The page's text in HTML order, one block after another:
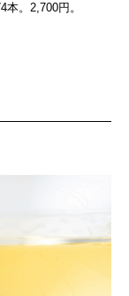
。2,700円。